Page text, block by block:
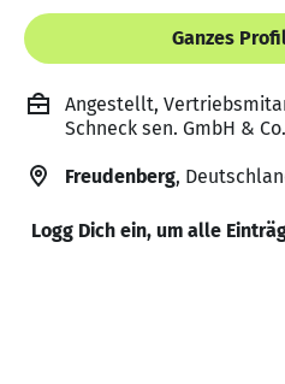
Ganzes
Angestellt,
Schneck sen. GmbH &
Freudenberg,
Logg Dich ein, um alle